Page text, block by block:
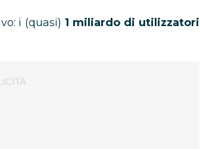
i (quasi)1 miliardo di utilizzatori